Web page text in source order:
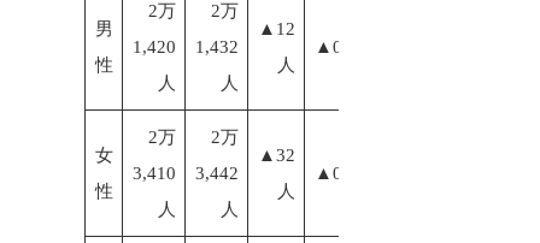
男
性
2万
1,420
人
2万
1,432
人
▲12
人
▲0.06%
女
性
2万
3,410
人
2万
3,442
人
▲32
人
▲0.14%